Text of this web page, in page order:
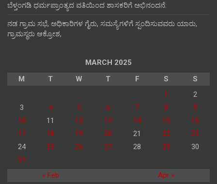
ಬೆಳ್ತಂಗಡಿ ಧರ್ಮಪ್ರಾಂತ್ಯದ ವತಿಯಿಂದ ಶಾಸಕರಿಗೆ ಅಭಿನಂದನೆ:
ನಡ ಗ್ರಾಮ ಸಭೆ, ಅಧಿಕಾರಿಗಳ ಗೈರು, ಸಮಸ್ಯೆಗಳಿಗೆ ಸ್ಪಂದಿಸುವವರು ಯಾರು,
ಗ್ರಾಮಸ್ಥರು ಆಕ್ರೋಶ,
MARCH 2025
M
T W T F S S
« Feb Apr »
1
2
3
4 5 6 7 8
9
10
11 12 13 14 15
16
17
18 19 20 21 22
23
24
25 26 27 28 29
30
31